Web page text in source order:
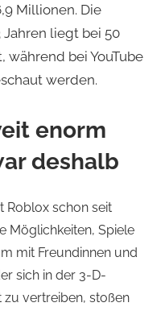
Millionen. Die
liegt bei 50
bei YouTube
werden.
enorm
deshalb
Roblox schon seit
Möglichkeiten, Spiele
mit Freundinnen und
sich in der 3-D-
zu vertreiben, stoßen